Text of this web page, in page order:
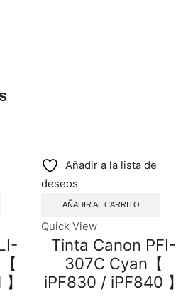
Añadir a la lista de
deseos
AÑADIR AL CARRITO
Quick View
Tinta Canon PFI-
307C Cyan【
iPF830 / iPF840 】